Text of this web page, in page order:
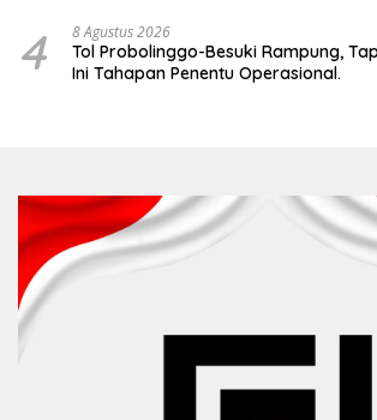
4 8 Agustus 2026
Tol Probolinggo-Besuki Rampung,
Ini Tahapan Penentu Operasional.